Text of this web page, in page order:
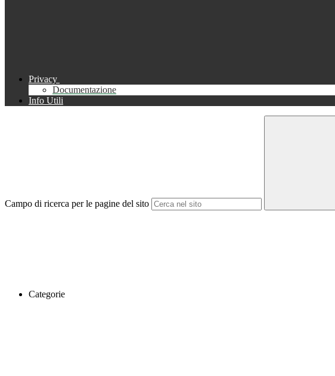
Privacy
Documentazione
Info Utili
Campo di ricerca per le pagine del sito
Categorie